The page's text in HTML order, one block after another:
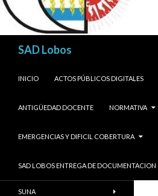
SAD Lobos
INICIO
ACTOS PÚBLICOS DIGITALES
ANTIGÜEDAD DOCENTE NORMATIVA
EMERGENCIAS Y DIFICIL COBERTURA
SAD LOBOS ENTREGA DE DOCUMENTACION
SUNA